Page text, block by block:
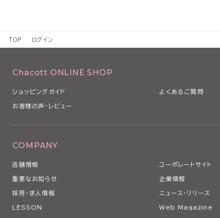
TOP ログイン
Chacott ONLINE SHOP
ショッピングガイド よくあるご質問
お客様の声・レビュー
COMPANY
店舗情報 コーポレートサイト
重要なお知らせ 企業情報
採用・求人情報 ニュース・リリース
LESSON Web Magazine